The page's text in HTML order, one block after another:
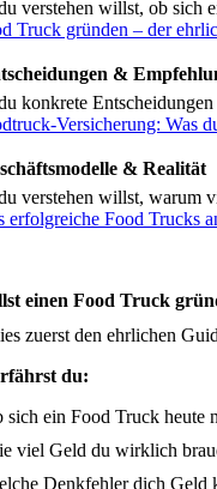
verstehen willst, ob sich
Truck gründen – der
&
konkrete
Versicherung: Was
& Realität
verstehen willst, warum
erfolgreiche Food Trucks
einen Food Truck
zuerst den ehrlichen
du:
sich ein Food Truck heute
viel Geld du wirklich
Denkfehler dich Geld